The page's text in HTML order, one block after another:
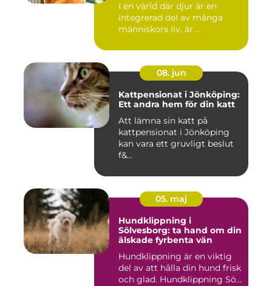
I en värld där djur är en
integrerad del av många
människors liv, är ...
08. jun
Kattpensionat i Jönköping:
Ett andra hem för din katt
Att lämna sin katt på
kattpensionat i Jönköping
kan vara ett gruvligt beslut
f&...
05. maj
Hundklippning i
Sölvesborg: ta hand om din
älskade fyrbenta vän
Hundklippning är en viktig
del av att hålla din hund frisk
och glad. Hundklippning Sö...